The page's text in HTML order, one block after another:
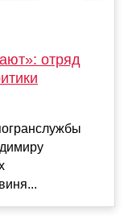
отряд